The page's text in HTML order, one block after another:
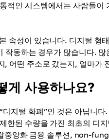
적인 시스템에서는 사람들
속성이 있습니다. 디지털
작동하는 경우가 많습니다.
, 어떤 주소로 갔는지, 얼마가
게 사용하나요?
디지털 화폐”인 것은 아닙니
한된 수량을 가진 최초의 디
중앙화 금융 솔루션, non-